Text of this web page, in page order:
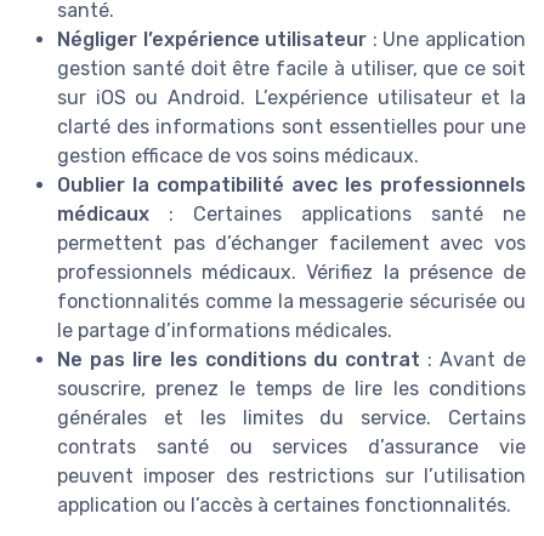
santé.
Négliger l’expérience utilisateur : Une application
gestion santé doit être facile à utiliser, que ce soit
sur iOS ou Android. L’expérience utilisateur et la
clarté des informations sont essentielles pour une
gestion efficace de vos soins médicaux.
Oublier la compatibilité avec les professionnels
médicaux : Certaines applications santé ne
permettent pas d’échanger facilement avec vos
professionnels médicaux. Vérifiez la présence de
fonctionnalités comme la messagerie sécurisée ou
le partage d’informations médicales.
Ne pas lire les conditions du contrat : Avant de
souscrire, prenez le temps de lire les conditions
générales et les limites du service. Certains
contrats santé ou services d’assurance vie
peuvent imposer des restrictions sur l’utilisation
application ou l’accès à certaines fonctionnalités.